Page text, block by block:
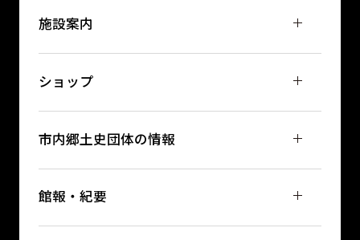
施設案内
ショップ
市内郷土史団体の情報
館報・紀要